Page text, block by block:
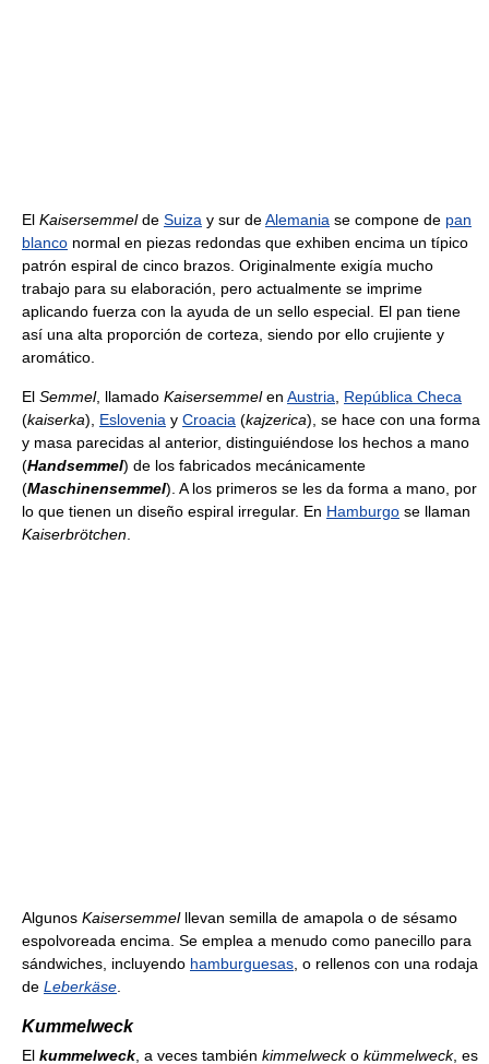
El Kaisersemmelde Suiza y sur deAlemania se compone de pan
blanco normal en piezas redondas que exhiben encima un típico
patrón espiral de cinco brazos. Originalmente exigía mucho
trabajo para su elaboración, pero actualmente se imprime
aplicando fuerza con la ayuda de un sello especial. El pan tiene
así una alta proporción de corteza, siendo por ello crujiente y
aromático.
El Semmel, llamado Kaisersemmelen Austria
República Checa
(kaiserka), Eslovenia y Croacia (kajzerica), se hace con una forma
y masa parecidas al anterior, distinguiéndose los hechos a mano
(Handsemmel) de los fabricados mecánicamente
(Maschinensemmel). A los primeros se les da forma a mano, por
lo que tienen un diseño espiral irregular. En Hamburgo se llaman
Kaiserbrötchen
Algunos Kaisersemmelllevan semilla de amapola o de sésamo
espolvoreada encima. Se emplea a menudo como panecillo para
sándwiches, incluyendo hamburguesas , o rellenos con una rodaja
de Leberkäse
Kummelweck
El kummelweck , a veces también kimmelwecko kümmelweck, es